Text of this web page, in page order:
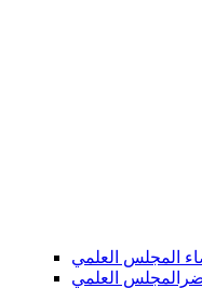
المجلس العلمي
العلمي